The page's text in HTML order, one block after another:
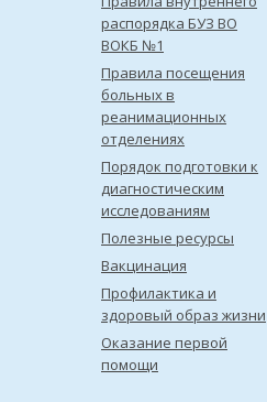
распорядка БУЗ ВО
ВОКБ №1
Правила посещения
больных в
реанимационных
отделениях
Порядок подготовки к
диагностическим
исследованиям
Полезные ресурсы
Вакцинация
Профилактика и
здоровый образ жизни
Оказание первой
помощи